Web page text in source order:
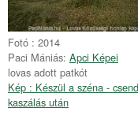
Fotó : 2014
Paci Mániás: Apci Képei
lovas adott patkót
Kép : Készül a széna -
kaszálás után